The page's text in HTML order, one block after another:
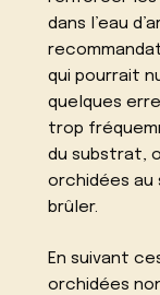
dans l’eau
qui pourrait
quelques
trop
du substrat,
orchidées au
brûler.
En suivant
orchidées